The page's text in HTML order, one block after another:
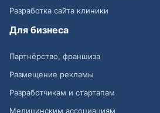
Разработка сайта клиники
Для бизнеса
Партнёрство, франшиза
Размещение рекламы
Разработчикам и стартапам
Медицинским ассоциациям